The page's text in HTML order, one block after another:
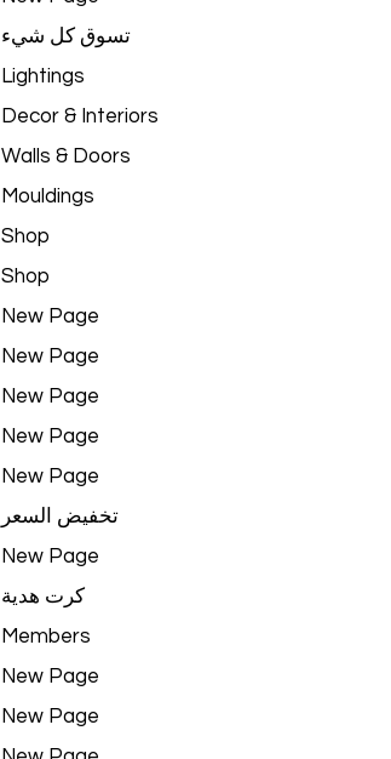
تسوق كل شيء
Lightings
Decor & Interiors
Walls & Doors
Mouldings
Shop
Shop
New Page
New Page
New Page
New Page
New Page
تخفيض السعر
New Page
كرت هدية
Members
New Page
New Page